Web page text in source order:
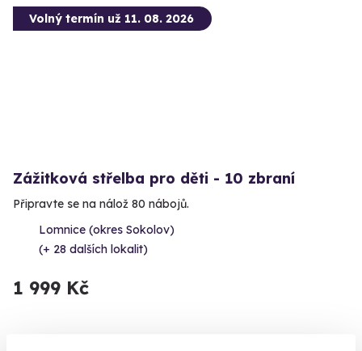
Volný termín už 11. 08. 2026
Zážitková střelba pro děti - 10 zbraní
Připravte se na nálož 80 nábojů.
Lomnice (okres Sokolov)
(+ 28 dalších lokalit)
1 999 Kč